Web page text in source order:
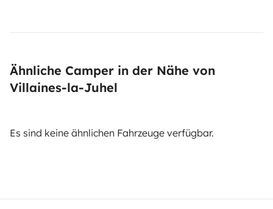
Ähnliche Camper in der Nähe von
Villaines-la-Juhel
Es sind keine ähnlichen Fahrzeuge verfügbar.